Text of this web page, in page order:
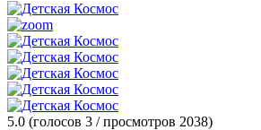
5.0 (голосов 3 / просмотров 2038)